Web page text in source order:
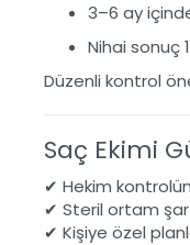
3–6 ay
Nihai sonuç
Düzenli kontrol
Saç Ekimi
✔ Hekim
✔ Steril ortam
✔ Kişiye özel